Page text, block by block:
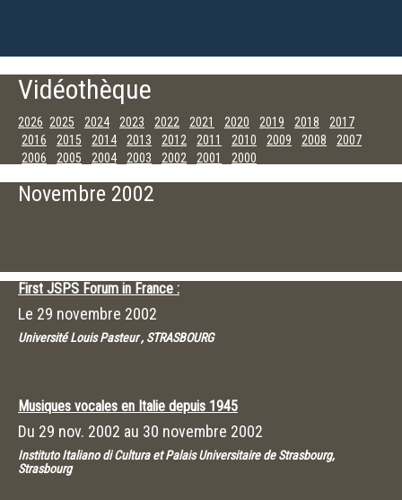
Vidéothèque
2026 2025 2024 2023 2022 2021 2020 2019 2018
2017
2016
2015 2014 2013 2012 2011 2010 2009 2008
2007
2006
2005 2004 2003 2002 2001
2000
Avril
Mars Février Janvier
Novembre 2002
First JSPS Forum in France :
Le 29 novembre 2002
Université Louis Pasteur , STRASBOURG
Musiques vocales en Italie depuis 1945
Du 29 nov. 2002 au 30 novembre 2002
Instituto Italiano di Cultura et Palais Universitaire de Strasbourg,
Strasbourg